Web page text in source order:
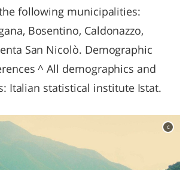
following municipalities:
Bosentino, Caldonazzo,
San Nicolò. Demographic
^ All demographics and
Italian statistical institute Istat.
c